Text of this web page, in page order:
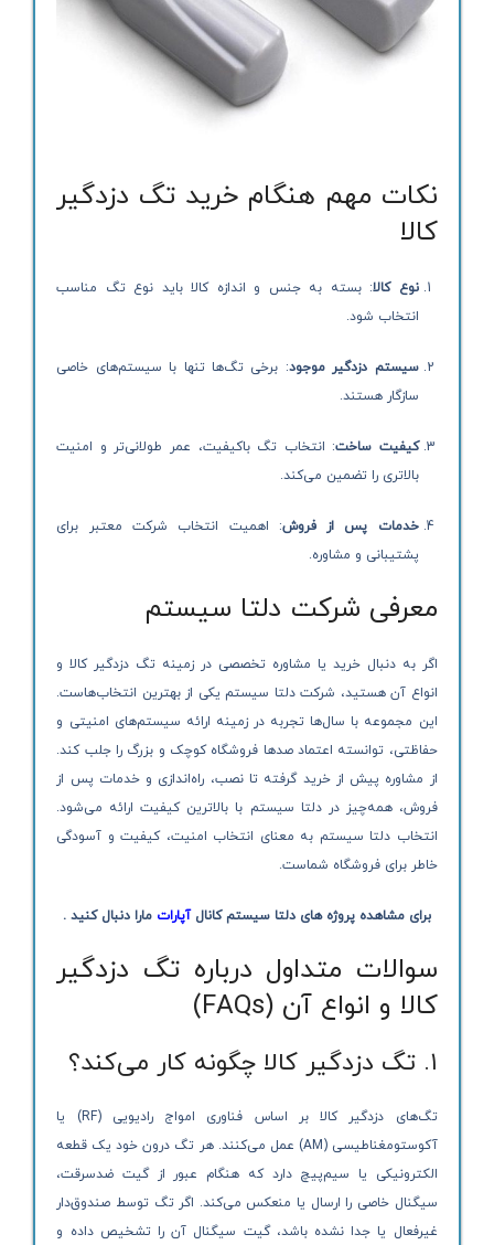
نکات مهم هنگام خرید تگ دزدگیر
کالا
نوع کالا: بسته به جنس و اندازه کالا باید نوع تگ مناسب
انتخاب شود.
سیستم دزدگیر موجود: برخی تگ‌ها تنها با سیستم‌های خاصی
سازگار هستند.
کیفیت ساخت: انتخاب تگ باکیفیت، عمر طولانی‌تر و امنیت
بالاتری را تضمین می‌کند.
خدمات پس از فروش: اهمیت انتخاب شرکت معتبر برای
پشتیبانی و مشاوره.
معرفی شرکت دلتا سیستم
اگر به دنبال خرید یا مشاوره تخصصی در زمینه تگ دزدگیر کالا و
انواع آن هستید، شرکت دلتا سیستم یکی از بهترین انتخاب‌هاست.
این مجموعه با سال‌ها تجربه در زمینه ارائه سیستم‌های امنیتی و
حفاظتی، توانسته اعتماد صدها فروشگاه کوچک و بزرگ را جلب کند.
از مشاوره پیش از خرید گرفته تا نصب، راه‌اندازی و خدمات پس از
فروش، همه‌چیز در دلتا سیستم با بالاترین کیفیت ارائه می‌شود.
انتخاب دلتا سیستم به معنای انتخاب امنیت، کیفیت و آسودگی
خاطر برای فروشگاه شماست.
برای مشاهده پروژه های دلتا سیستم کانالآپارات مارا دنبال کنید .
سوالات متداول درباره تگ دزدگیر
کالا و انواع آن (FAQs)
۱. تگ دزدگیر کالا چگونه کار می‌کند؟
تگ‌های دزدگیر کالا بر اساس فناوری امواج رادیویی (RF) یا
آکوستومغناطیسی (AM) عمل می‌کنند. هر تگ درون خود یک قطعه
الکترونیکی یا سیم‌پیچ دارد که هنگام عبور از گیت ضدسرقت،
سیگنال خاصی را ارسال یا منعکس می‌کند. اگر تگ توسط صندوق‌دار
غیرفعال یا جدا نشده باشد، گیت سیگنال آن را تشخیص داده و